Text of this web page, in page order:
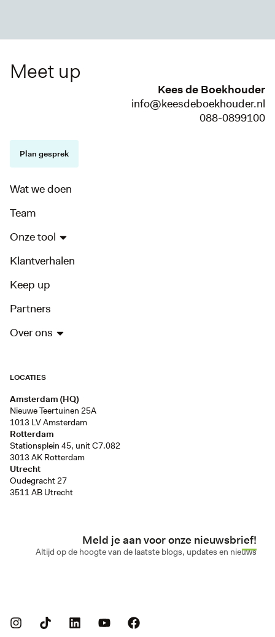
Wat we doen
Team
Onze tool
Klantverhalen
Keep up
Partners
Over ons
LOCATIES
Amsterdam (HQ)
Nieuwe Teertuinen 25A
1013 LV Amsterdam
Rotterdam
Stationsplein 45, unit C7.082
3013 AK Rotterdam
Utrecht
Oudegracht 27
3511 AB Utrecht
Meet up
Kees de Boekhouder
info@keesdeboekhouder.nl
088-0899100
Plan gesprek
Meld je aan voor onze nieuwsbrief!
Altijd op de hoogte van de laatste blogs, updates en nieuws